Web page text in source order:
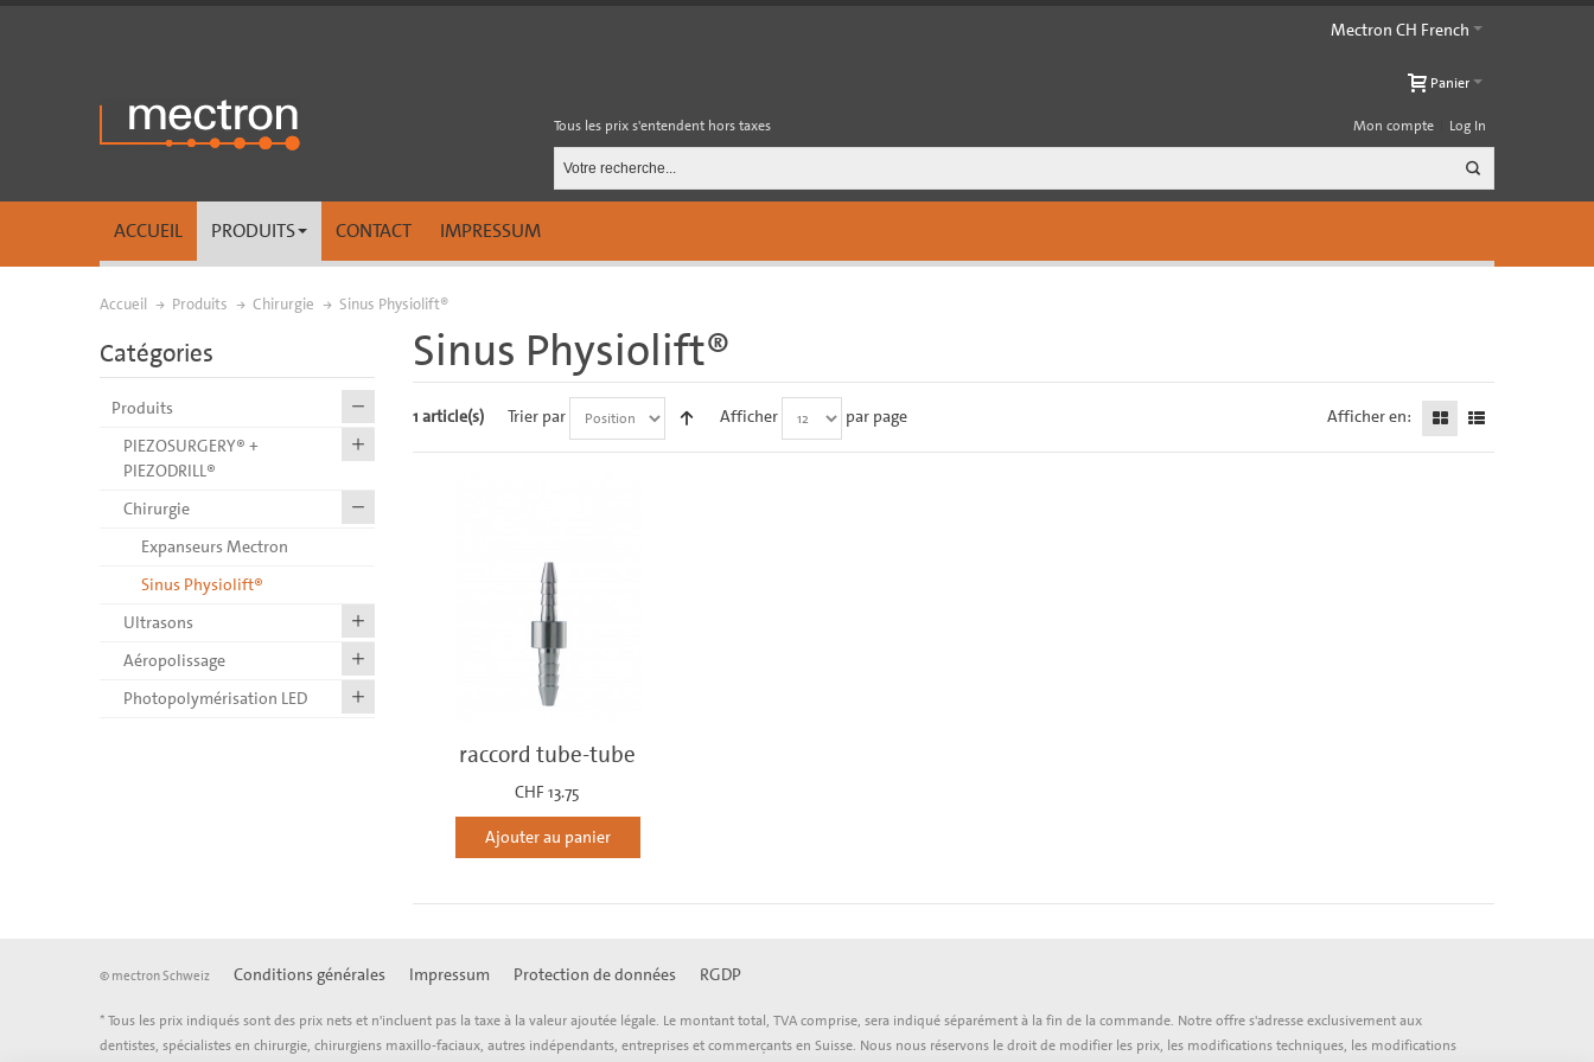
Mectron CH French
Panier
Tous les prix s'entendent hors taxes Mon compte Log In
ACCUEIL PRODUITS CONTACT IMPRESSUM
Accueil Produits Chirurgie Sinus Physiolift®
Sinus Physiolift®
1 article(s) Trier par Afficher par page Afficher en:
raccord tube-tube
CHF 13.75
Ajouter au panier
Catégories
Produits
PIEZOSURGERY® +
PIEZODRILL®
Chirurgie
Expanseurs Mectron
Sinus Physiolift®
Ultrasons
Aéropolissage
Photopolymérisation LED
© mectron Schweiz Conditions générales Impressum Protection de données RGDP
* Tous les prix indiqués sont des prix nets et n'incluent pas la taxe à la valeur ajoutée légale. Le montant total, TVA comprise, sera indiqué séparément à la fin de la commande. Notre offre s'adresse exclusivement aux
dentistes, spécialistes en chirurgie, chirurgiens maxillo-faciaux, autres indépendants, entreprises et commerçants en Suisse. Nous nous réservons le droit de modifier les prix, les modifications techniques, les modifications